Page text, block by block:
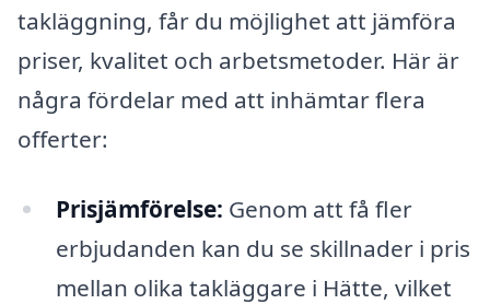
takläggning, får du möjlighet att jämföra
priser, kvalitet och arbetsmetoder. Här är
några fördelar med att inhämtar flera
offerter:
Prisjämförelse: Genom att få fler
erbjudanden kan du se skillnader i pris
mellan olika takläggare i Hätte, vilket